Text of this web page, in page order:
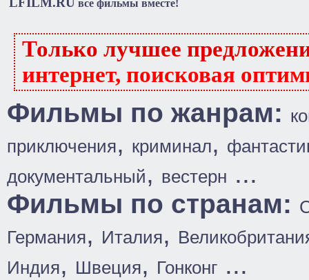
все фильмы вместе!
Только лучшее
интернет, поисковая
Фильмы по жанрам:
приключения, криминал,
документальный, вестерн ...
Фильмы по странам:
Германия, Италия,
Индия, Швеция, Гонконг ...